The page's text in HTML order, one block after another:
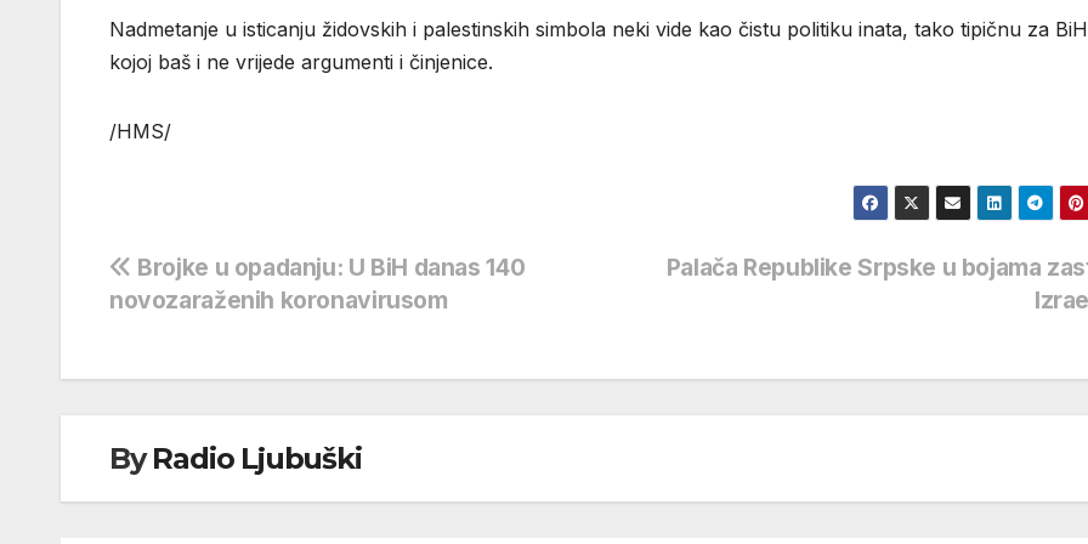
Nadmetanje u isticanju židovskih i palestinskih simbola neki vide kao čistu politiku inata, tako tipičnu za
kojoj baš i ne vrijede argumenti i činjenice.
/HMS/
Navigacija
Palača Republike Srpske u bojama
Brojke u opadanju: U BiH danas 140
novozaraženih koronavirusom
ByRadio Ljubuški